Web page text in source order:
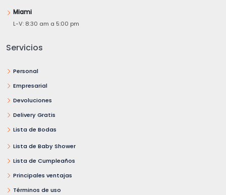
Miami
L-V: 8:30 am a 5:00 pm
Servicios
Personal
Empresarial
Devoluciones
Delivery Gratis
Lista de Bodas
Lista de Baby Shower
Lista de Cumpleaños
Principales ventajas
Términos de uso